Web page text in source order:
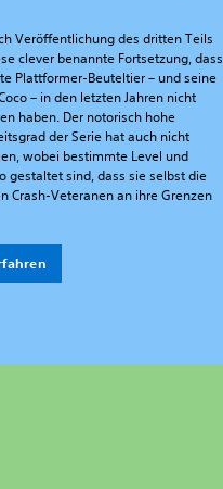
Veröffentlichung des dritten Teils
clever benannte Fortsetzung, dass
Plattformer-Beuteltier – und seine
– in den letzten Jahren nicht
haben. Der notorisch hohe
der Serie hat auch nicht
wobei bestimmte Level und
gestaltet sind, dass sie selbst die
Crash-Veteranen an ihre Grenzen